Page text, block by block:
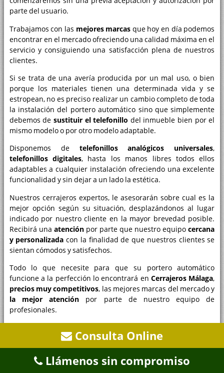
parte del usuario.
Trabajamos con las mejores marcas que hoy en día podemos
encontrar en el mercado ofreciendo una calidad máxima en el
servicio y consiguiendo una satisfacción plena de nuestros
clientes.
Si se trata de una avería producida por un mal uso, o bien
porque los materiales tienen una determinada vida y se
estropean, no es preciso realizar un cambio completo de toda
la instalación del portero automático sino que simplemente
debemos de sustituir el telefonillo del inmueble bien por el
mismo modelo o por otro modelo adaptable.
Disponemos de telefonillos analógicos universales,
telefonillos digitales, hasta los manos libres todos ellos
adaptables a cualquier instalación ofreciendo una excelente
funcionalidad y sin dejar a un lado la estética.
Nuestros cerrajeros expertos, le asesorarán sobre cual es la
mejor opción según su situación, desplazándonos al lugar
indicado por nuestro cliente en la mayor brevedad posible.
Recibirá una atenciónpor parte que nuestro equipocercana
y personalizada con la finalidad de que nuestros clientes se
sientan cómodos y satisfechos.
Todo lo que necesite para que su portero automático
funcione a la perfección lo encontrará en Cerrajeros Málaga,
precios muy competitivos, las mejores marcas del mercado y
la mejor atención por parte de nuestro equipo de
profesionales.
Llámenos sin compromiso
Consulta Online